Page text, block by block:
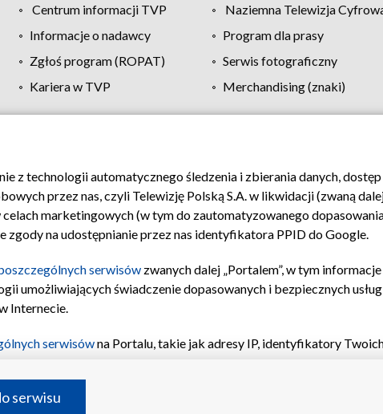
Centrum informacji TVP Naziemna Telewizja
Informacje o nadawcy
Program dla prasy
Zgłoś program (ROPAT)
Serwis fotograficzny
Kariera w TVP
Merchandising (znaki)
Moje zgody Pomoc Biuro reklamy Kontakt
z technologii automatycznego śledzenia i zbierania danych,
przez nas, czyli Telewizję Polską S.A. w likwidacji (zwaną
celach marketingowych (w tym do zautomatyzowanego
zgody na udostępnianie przez nas identyfikatora PPID do Google.
serwisów zwanych dalej „Portalem”, w tym
umożliwiających świadczenie dopasowanych i bezpiecznych
Internecie.
serwisówna Portalu, takie jak adresy IP, identyfikatory
na urządzeniu lub dostęp do nich, wyboru podstawowych
treści, wyboru spersonalizowanych treści, pomiaru
serwisu